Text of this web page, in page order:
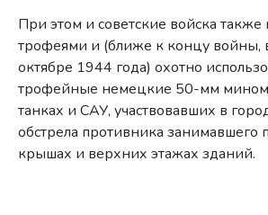
При этом и советские войска также
трофеями и (ближе к концу
октябре 1944 года) охотно
трофейные немецкие 50-мм
танках и САУ, участвовавших в
обстрела противника занимавшего
крышах и верхних этажах зданий.